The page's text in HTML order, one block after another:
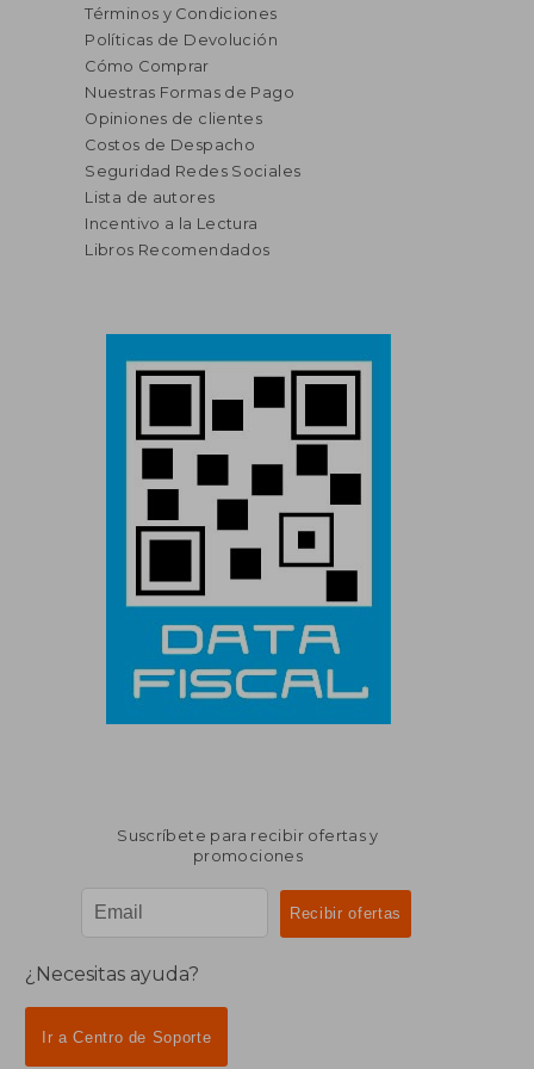
Términos y Condiciones
Políticas de Devolución
Cómo Comprar
Nuestras Formas de Pago
Opiniones de clientes
Costos de Despacho
Seguridad Redes Sociales
Lista de autores
Incentivo a la Lectura
Libros Recomendados
Suscríbete para recibir ofertas y
promociones
¿Necesitas ayuda?
Ir a Centro de Soporte